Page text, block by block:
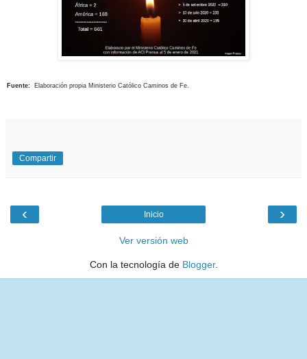
Fuente: Elaboración propia Ministerio Católico Caminos de Fe.
Compartir
‹ ›
Inicio
Ver versión web
Con la tecnología de Blogger.